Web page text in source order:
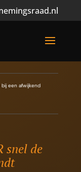
een afwijkend
snel de